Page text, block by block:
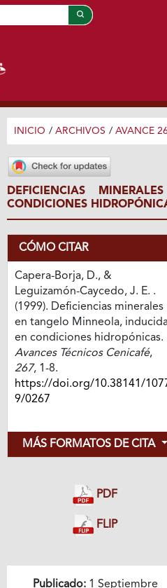
INICIO / ARCHIVOS / AVANCE
DEFICIENCIAS
CONDICIONES
CÓMO CITAR
Capera-Borja, D., &
Leguizamón-Caycedo, J. E. .
(1999). Deficiencias minerales
en tangelo Minneola,
en condiciones hidropónicas.
Avances Técnicos Cenicafé,
267, 1-8.
https://doi.org/10.38141/
9/0267
MÁS FORMATOS DE CITA
PDF
FLIP
Publicado:1 Septiembre